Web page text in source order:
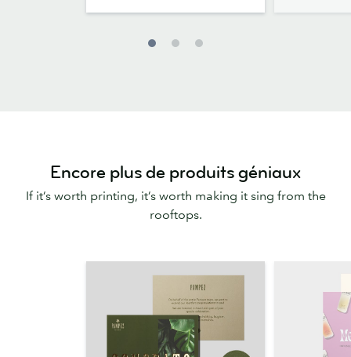
Encore plus de produits géniaux
If it’s worth printing, it’s worth making it sing from the
rooftops.